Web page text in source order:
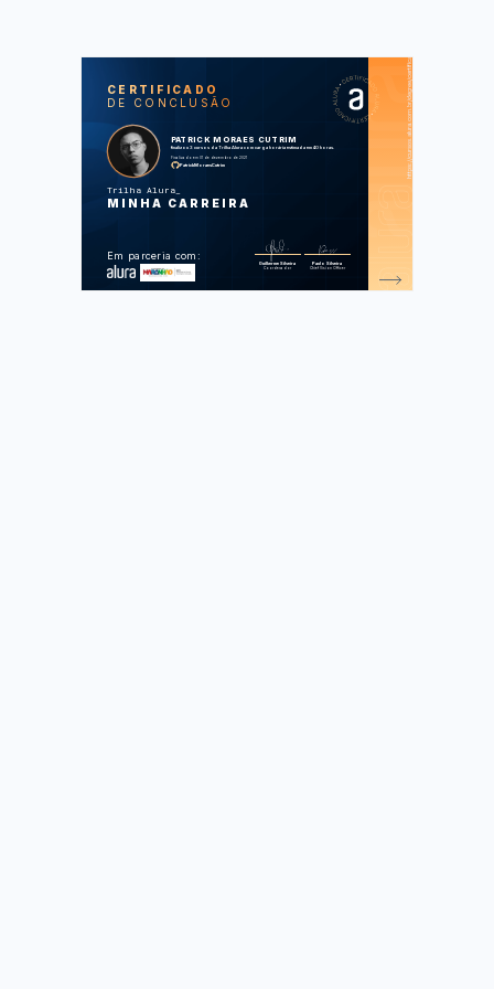
CERTIFICADO
DE CONCLUSÃO
PATRICK MORAES CUTRIM
finalizou 3 cursos da Trilha Alura com carga horária estimada em 40 horas.
Finalizado em 01 de dezembro de 2021
PatrickMoraesCutrim
Trilha Alura
MINHA CARREIRA
Em parceria com:
Guilherme Silveira
Coordenador
Paulo Silveira
Chief Vision Officer
CUR
SOS
Desenvolvimento de carreira: a
demanda do mercado
alcançar a posição desejada
Transição de carreira: um guia para a